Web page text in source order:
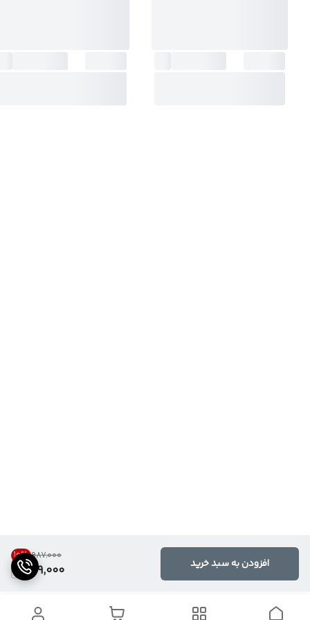
۹۸۷٬۰۰۰ 10%
879,000 افزودن به سبد خرید